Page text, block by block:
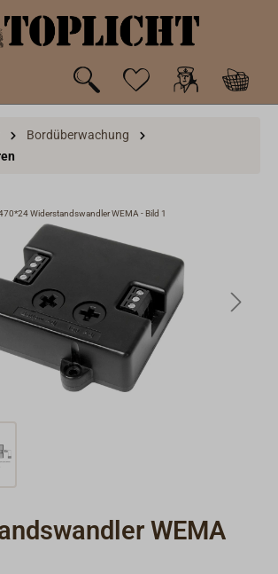
Bordüberwachung
Widerstandswandler WEMA - Bild 1
WEMA